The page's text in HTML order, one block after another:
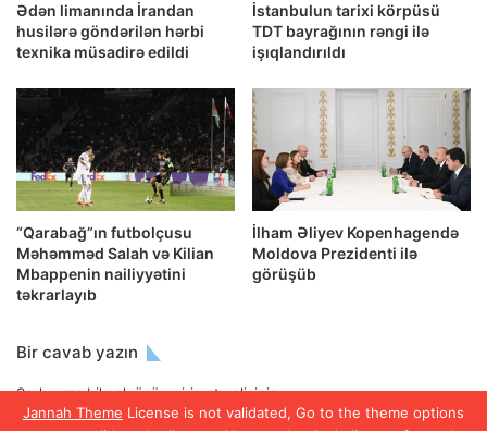
Jannah Theme License is not validated, Go to the theme options
Ədən limanında İrandan
husilərə göndərilən hərbi
texnika müsadirə edildi
İstanbulun tarixi körpüsü
TDT bayrağının rəngi ilə
işıqlandırıldı
“Qarabağ”ın futbolçusu
Məhəmməd Salah və Kilian
Mbappenin nailiyyətini
təkrarlayıb
İlham Əliyev Kopenhagendə
Moldova Prezidenti ilə
görüşüb
Bir cavab yazın
Şərh yaza bilmək üçüngiriş etməlisiniz.